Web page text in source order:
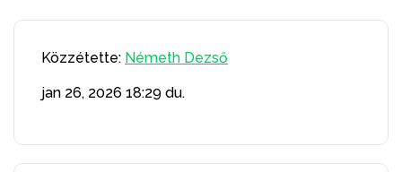
Közzétette: Németh Dezső
jan 26, 2026 18:29 du.